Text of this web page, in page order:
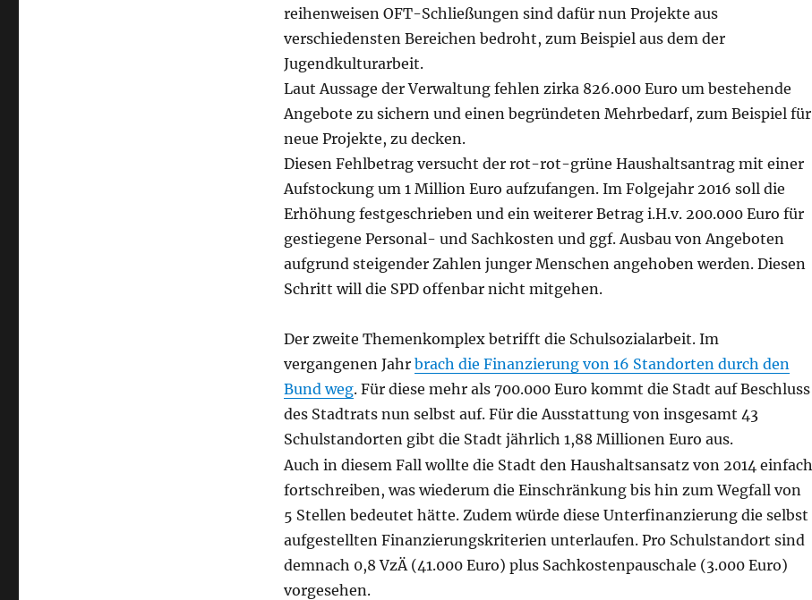
reihenweisen OFT-Schließungen sind dafür nun Projekte aus
verschiedensten Bereichen bedroht, zum Beispiel aus dem der
Jugendkulturarbeit.
Laut Aussage der Verwaltung fehlen zirka 826.000 Euro um bestehende
Angebote zu sichern und einen begründeten Mehrbedarf, zum Beispiel für
neue Projekte, zu decken.
Diesen Fehlbetrag versucht der rot-rot-grüne Haushaltsantrag mit einer
Aufstockung um 1 Million Euro aufzufangen. Im Folgejahr 2016 soll die
Erhöhung festgeschrieben und ein weiterer Betrag i.H.v. 200.000 Euro für
gestiegene Personal- und Sachkosten und ggf. Ausbau von Angeboten
aufgrund steigender Zahlen junger Menschen angehoben werden. Diesen
Schritt will die SPD offenbar nicht mitgehen.
Der zweite Themenkomplex betrifft die Schulsozialarbeit. Im
vergangenen Jahr brach die Finanzierung von 16 Standorten durch den
Bund weg. Für diese mehr als 700.000 Euro kommt die Stadt auf Beschluss
des Stadtrats nun selbst auf. Für die Ausstattung von insgesamt 43
Schulstandorten gibt die Stadt jährlich 1,88 Millionen Euro aus.
Auch in diesem Fall wollte die Stadt den Haushaltsansatz von 2014 einfach
fortschreiben, was wiederum die Einschränkung bis hin zum Wegfall von
5 Stellen bedeutet hätte. Zudem würde diese Unterfinanzierung die selbst
aufgestellten Finanzierungskriterien unterlaufen. Pro Schulstandort sind
demnach 0,8 VzÄ (41.000 Euro) plus Sachkostenpauschale (3.000 Euro)
vorgesehen.